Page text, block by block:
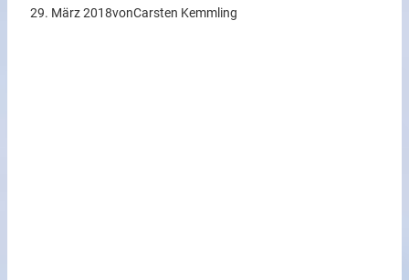
29. März 2018vonCarsten Kemmling